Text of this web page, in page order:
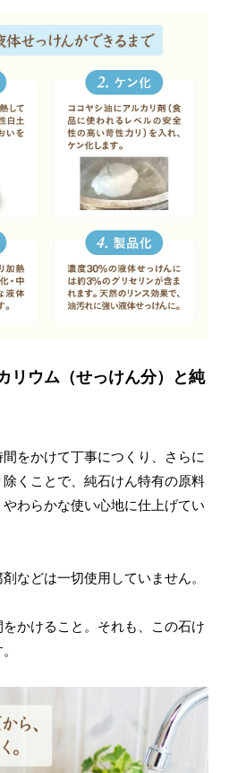
リウム（せっけん分）と純
をかけて丁事につくり、さらに
くことで、純石けん特有の原料
わらかな使い心地に仕上げてい
などは一切使用していません。
かけること。それも、この石け